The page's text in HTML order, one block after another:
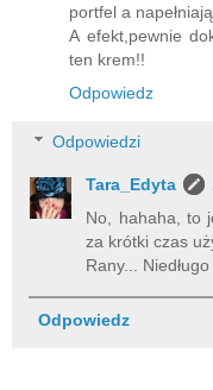
portfel a
A efekt,pewnie
ten krem!!
Odpowiedz
Odpowiedzi
Tara_Edyta
No, hahaha, to
za krótki czas
Rany...
Odpowiedz